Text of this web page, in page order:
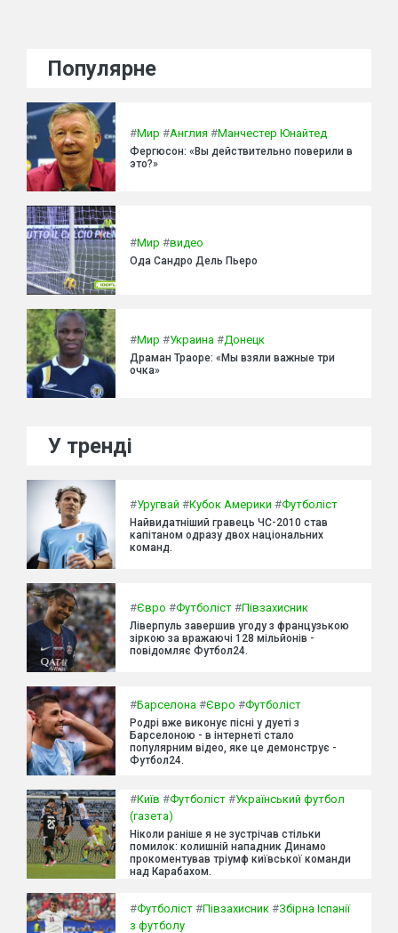
Популярне
#Мир #Англия #Манчестер Юнайтед
Фергюсон: «Вы действительно поверили в
это?»
#Мир #видео
Ода Сандро Дель Пьеро
#Мир #Украина #Донецк
Драман Траоре: «Мы взяли важные три
очка»
У тренді
#Уругвай #Кубок Америки #Футболіст
Найвидатніший гравець ЧС-2010 став
капітаном одразу двох національних
команд.
#Євро #Футболіст #Півзахисник
Ліверпуль завершив угоду з французькою
зіркою за вражаючі 128 мільйонів -
повідомляє Футбол24.
#Барселона #Євро #Футболіст
Родрі вже виконує пісні у дуеті з
Барселоною - в інтернеті стало
популярним відео, яке це демонструє -
Футбол24.
#Київ #Футболіст #Український футбол
(газета)
Ніколи раніше я не зустрічав стільки
помилок: колишній нападник Динамо
прокоментував тріумф київської команди
над Карабахом.
#Футболіст #Півзахисник #Збірна Іспанії
з футболу